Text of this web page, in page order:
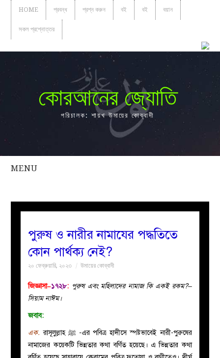
HOME প্রবন্ধ প্রশ্ন করুন বই বই বয়ান
সকল প্রশ্নোত্তর
কোরআনের জ্যোতি
পরিচালক: শায়খ উমায়ের কোব্বাদী
MENU
সকল
বয়ান
নারীদের
পাতা
ইসলাহী
মজলিস
পুরুষ ও নারীর নামাযের পদ্ধতিতে
কোন পার্থক্য নেই?
২০ ফেব্রুয়ারি, ২০২৩ উমায়ের কোব্বাদী
জিজ্ঞাসা–১৭২৮: পুরুষ এবং মহিলাদের নামাজ কি একই রকম?–
সিয়াম নাঈম।
জবাব:
এক. রাসূলুল্লাহ ﷺ -এর পবিত্র হাদীসে স্পষ্টভাবেই নারী-পুরুষের
নামাজের কয়েকটি ভিন্নতার কথা বর্ণিত হয়েছে। এ ভিন্নতার কথা